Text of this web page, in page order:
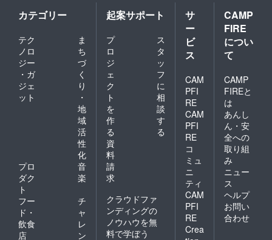
カテゴリー
テク
ノロ
ジー
・ガ
ジェ
ット
ま
ち
づ
く
り
・
地
域
活
性
化
プロ
ダク
ト
音
楽
フー
ド・
飲食
店
チ
ャ
レ
ン
起案サポート
プ
ロ
ジ
ェ
ク
ト
を
作
る
ス
タ
ッ
フ
に
相
談
す
る
資
料
請
求
クラウドファ
ンディングの
ノウハウを無
料で学ぼう
サ
ー
ビ
ス
CAM
PFI
RE
CAM
PFI
RE
コ
ミュ
ニ
ティ
CAM
PFI
RE
Crea
CAMP
FIRE
につい
て
CAMP
FIREと
は
あんし
ん・安
全への
取り組
み
ニュー
ス
ヘルプ
お問い
合わせ